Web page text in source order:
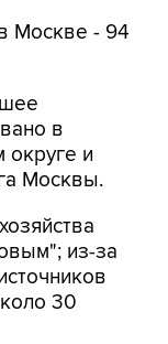
Москве - 94
в
округе и
Москвы.
из-за
30